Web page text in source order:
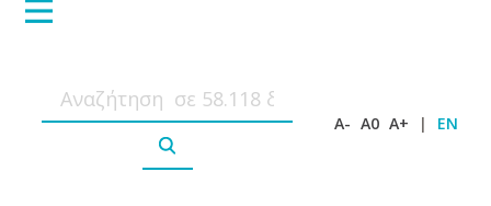
A- A0 A+ | EN